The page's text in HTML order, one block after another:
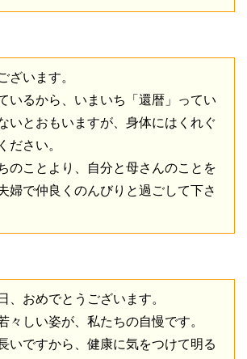
ざいます。
いるから、いまいち「還暦」ってい
いとおもいますが、身体にはくれぐ
ださい。
のことより、自分と母さんのことを
婦で仲良くのんびりと過ごして下さ
、おめでとうございます。
々しい姿が、私たちの自慢です。
いですから、健康に気をつけて明る